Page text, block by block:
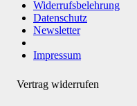
Widerrufsbelehrung
Datenschutz
Newsletter
Impressum
Vertrag widerrufen